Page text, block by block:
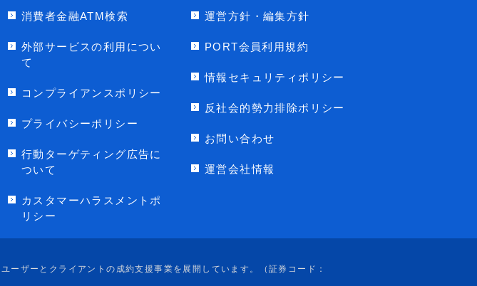
消費者金融ATM検索
外部サービスの利用につい
て
コンプライアンスポリシー
プライバシーポリシー
行動ターゲティング広告に
ついて
カスタマーハラスメントポ
リシー
運営方針・編集方針
PORT会員利用規約
情報セキュリティポリシー
反社会的勢力排除ポリシー
お問い合わせ
運営会社情報